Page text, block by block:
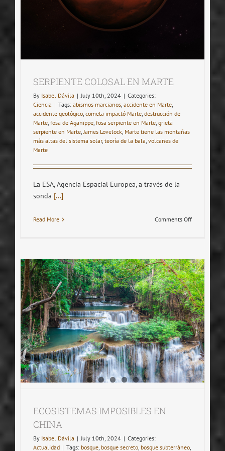
SERPIENTE COLOSAL EN MARTE
By Isabel Dávila | July 10th, 2024 | Categories:
Ciencia | Tags: abismos marcianos, accidente en Marte,
accidente geológico, cometa impactó Marte, destrucción de
Marte, fosa de Aganippe, fosa serpiente en Marte, grieta
serpiente en Marte,James Lovelock, Marte tiene las montañas
más altas del sistema solar, teoría de la bala, volcanes de
Marte
La ESA, Agencia Espacial Europea, a través de la
sonda [...]
Read More Comments Offon
MARTE
ECOSISTEMAS IMPOSIBLES EN
CHINA
By Isabel Dávila | July 10th, 2024 | Categories:
Actualidad | Tags: bosque, bosque secreto, bosque subterráneo,